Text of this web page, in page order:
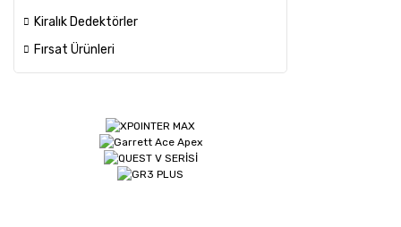
Kiralık Dedektörler
Fırsat Ürünleri